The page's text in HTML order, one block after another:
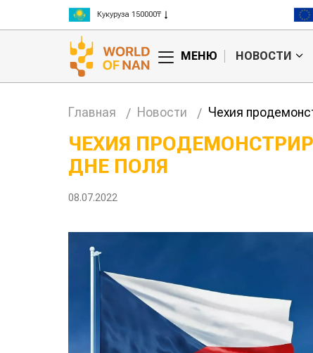
Рис 300000₸
Пшеница 3 класс 125000₸
МЕНЮ НОВОСТИ
Главная Новости Чехия
ЧЕХИЯ
ДНЕ ПОЛЯ
08.07.2022
Казахстанское